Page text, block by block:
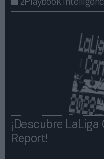
2Playbook
¡Descubre LaLiga
Report!​​